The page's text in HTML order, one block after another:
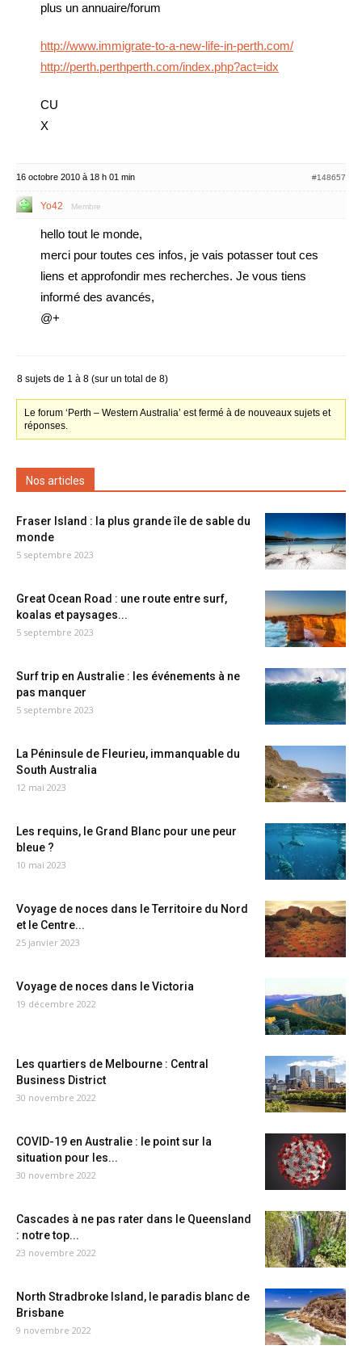
plus un annuaire/forum
http://www.immigrate-to-a-new-life-in-perth.com/
http://perth.perthperth.com/index.php?act=idx
CU
X
16 octobre 2010 à 18 h 01 min #148657
Yo42 Membre
hello tout le monde,
merci pour toutes ces infos, je vais potasser tout ces
liens et approfondir mes recherches. Je vous tiens
informé des avancés,
@+
8 sujets de 1 à 8 (sur un total de 8)
Le forum ‘Perth – Western Australia’ est fermé à de nouveaux sujets et
réponses.
Nos articles
Fraser Island : la plus grande île de sable du
monde
5 septembre 2023
Great Ocean Road : une route entre surf,
koalas et paysages...
5 septembre 2023
Surf trip en Australie : les événements à ne
pas manquer
5 septembre 2023
La Péninsule de Fleurieu, immanquable du
South Australia
12 mai 2023
Les requins, le Grand Blanc pour une peur
bleue ?
10 mai 2023
Voyage de noces dans le Territoire du Nord
et le Centre...
25 janvier 2023
Voyage de noces dans le Victoria
19 décembre 2022
Les quartiers de Melbourne : Central
Business District
30 novembre 2022
COVID-19 en Australie : le point sur la
situation pour les...
30 novembre 2022
Cascades à ne pas rater dans le Queensland
: notre top...
23 novembre 2022
North Stradbroke Island, le paradis blanc de
Brisbane
9 novembre 2022